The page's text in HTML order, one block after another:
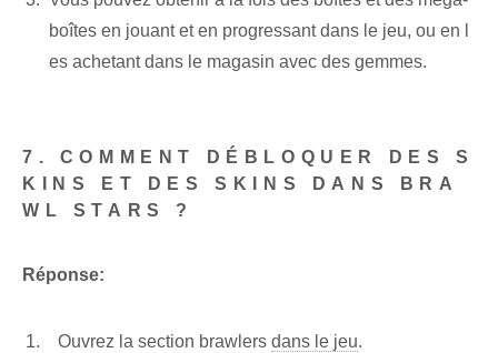
boîtes en jouant et en progressant dans le jeu, ou en l
es achetant dans le magasin avec des gemmes.
7. COMMENT DÉBLOQUER DES S
KINS ET DES SKINS DANS BRA
WL STARS ?
Réponse:
‍ ​ Ouvrez la section ‌brawlers⁤ dans le jeu.